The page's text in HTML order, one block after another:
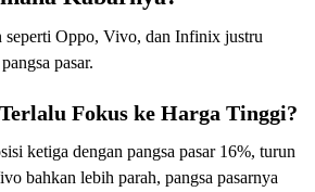
seperti Oppo, Vivo, dan Infinix justru
pasar.
Fokus ke Harga Tinggi?
ketiga dengan pangsa pasar 16%, turun
bahkan lebih parah, pangsa pasarnya